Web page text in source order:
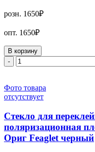
розн. 1650₽
опт. 1650₽
В корзину
-
Фото товара
отсутствует
Стекло для
поляризационная
Ориг Feaglet черный